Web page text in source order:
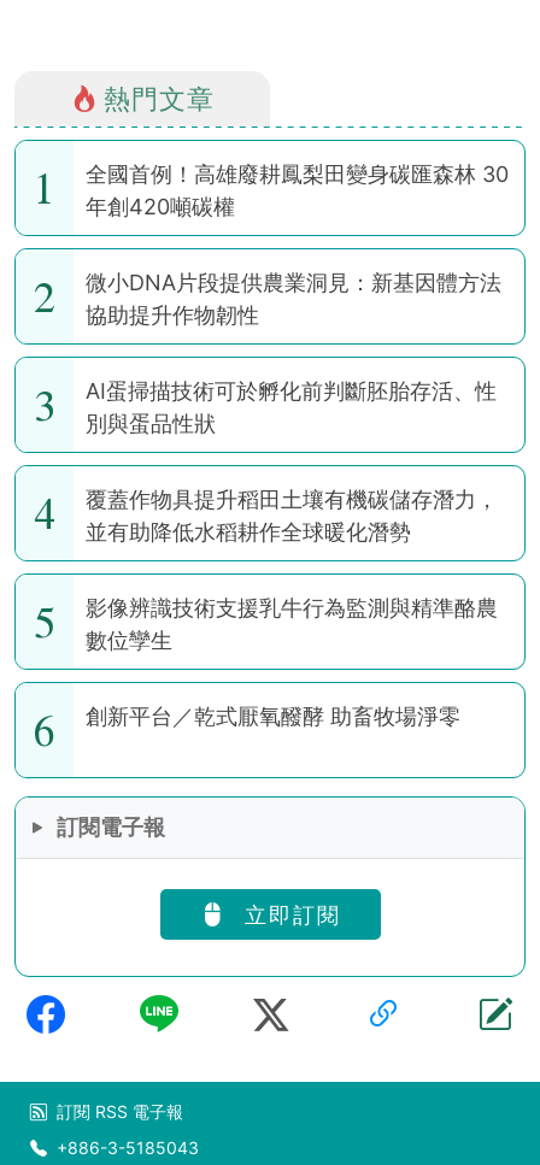
熱門文章
1
全國首例！高雄廢耕鳳梨田變身碳匯森林 30
年創420噸碳權
2
微小DNA片段提供農業洞見：新基因體方法
協助提升作物韌性
3
AI蛋掃描技術可於孵化前判斷胚胎存活、性
別與蛋品性狀
4
覆蓋作物具提升稻田土壤有機碳儲存潛力，
並有助降低水稻耕作全球暖化潛勢
5
影像辨識技術支援乳牛行為監測與精準酪農
數位孿生
6 創新平台／乾式厭氧醱酵 助畜牧場淨零
訂閱電子報
立即訂閱
訂閱 RSS 電子報
+886-3-5185043